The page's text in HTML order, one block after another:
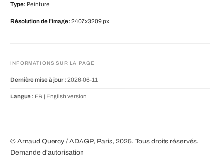
Type: Peinture
Résolution de l'image: 2407x3209 px
INFORMATIONS SUR LA PAGE
Dernière mise à jour : 2026-06-11
Langue : FR | English version
© Arnaud Quercy / ADAGP, Paris, 2025. Tous droits réservés.
Demande d'autorisation